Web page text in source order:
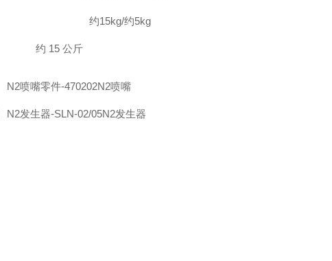
约15kg/约5kg
约 15 公斤
N2喷嘴零件-470202N2喷嘴
N2发生器-SLN-02/05N2发生器